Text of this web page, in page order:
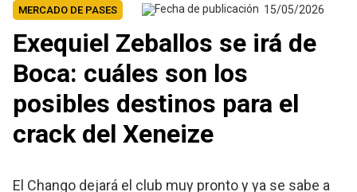
MERCADO DE PASES 15/05/2026
Exequiel Zeballos se irá de
Boca: cuáles son los
posibles destinos para el
crack del Xeneize
El Chango dejará el club muy pronto y ya se sabe a